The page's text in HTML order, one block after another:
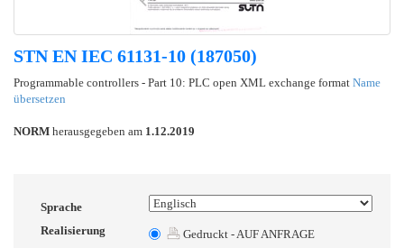
STN EN IEC 61131-10 (187050)
Programmable controllers - Part 10: PLC open XML exchange format Name
übersetzen
NORM herausgegeben am 1.12.2019
Sprache
Realisierung
Gedruckt - AUF ANFRAGE